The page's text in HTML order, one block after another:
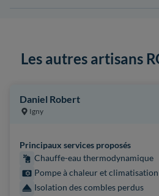
Les autres artisans
Daniel Robert
Igny
Principaux services proposés
Chauffe-eau thermodynamique
Pompe à chaleur et climatisation
Isolation des combles perdus